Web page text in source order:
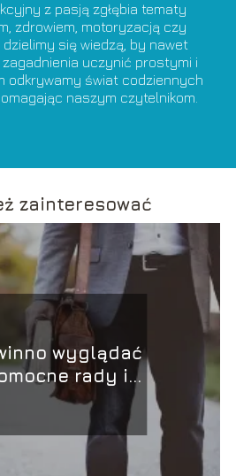
z pasją zgłębia tematy
zdrowiem, motoryzacją czy
się wiedzą, by nawet
zagadnienia uczynić prostymi i
odkrywamy świat codziennych
naszym czytelnikom.
zainteresować
wyglądać
rady i
wskazówki